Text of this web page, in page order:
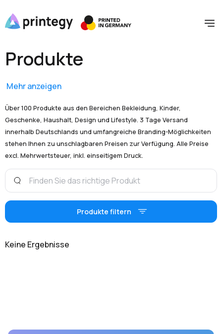
Produkte
Mehr anzeigen
Über 100 Produkte aus den Bereichen Bekleidung, Kinder,
Geschenke, Haushalt, Design und Lifestyle. 3 Tage Versand
innerhalb Deutschlands und umfangreiche Branding-Möglichkeiten
stehen Ihnen zu unschlagbaren Preisen zur Verfügung. Alle Preise
excl. Mehrwertsteuer, inkl. einseitigem Druck.
Produkte filtern
Keine Ergebnisse